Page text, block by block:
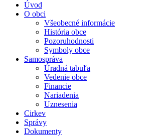
Úvod
O obci
Všeobecné informácie
História obce
Pozoruhodnosti
Symboly obce
Samospráva
Úradná tabuľa
Vedenie obce
Financie
Nariadenia
Uznesenia
Cirkev
Správy
Dokumenty